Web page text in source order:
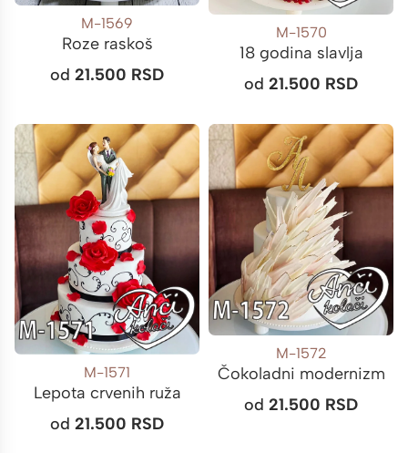
M-1569
Roze raskoš
od 21.500 RSD
M-1570
18 godina slavlja
od 21.500 RSD
M-1571
Lepota crvenih ruža
od 21.500 RSD
M-1572
Čokoladni modernizm
od 21.500 RSD